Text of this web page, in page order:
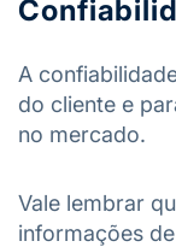
A
do cliente e
no mercado.
Vale lembrar
informações